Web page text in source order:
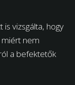
vizsgálta, hogy
miért nem
a befektetők